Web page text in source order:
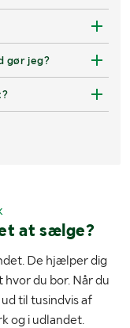
gør jeg?
at sælge?
De hjælper dig
du bor. Når du
til tusindvis af
og i udlandet.